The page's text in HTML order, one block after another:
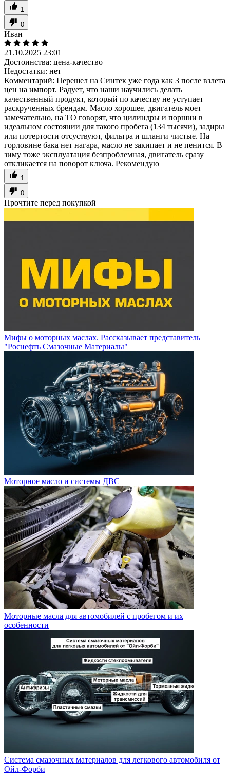
1
0
Иван
21.10.2025 23:01
Достоинства: цена-качество
Недостатки: нет
Комментарий: Перешел на Синтек уже года как 3 после взлета
цен на импорт. Радует, что наши научились делать
качественный продукт, который по качеству не уступает
раскрученных брендам. Масло хорошее, двигатель моет
замечательно, на ТО говорят, что цилиндры и поршни в
идеальном состоянии для такого пробега (134 тысячи), задиры
или потертости отсуствуют, фильтра и шланги чистые. На
горловине бака нет нагара, масло не закипает и не пенится. В
зиму тоже эксплуатация безпроблемная, двигатель сразу
откликается на поворот ключа. Рекомендую
1
0
Прочтите перед покупкой
Мифы о моторных маслах. Рассказывает представитель
"Роснефть Смазочные Материалы"
Моторное масло и системы ДВС
Моторные масла для автомобилей с пробегом и их
особенности
Система смазочных материалов для легкового автомобиля от
Ойл-Форби